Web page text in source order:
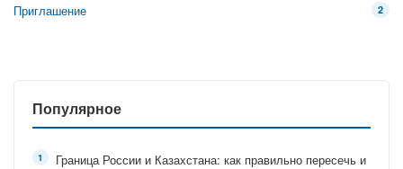
Приглашение 2
Популярное
Граница России и Казахстана: как правильно пересечь и